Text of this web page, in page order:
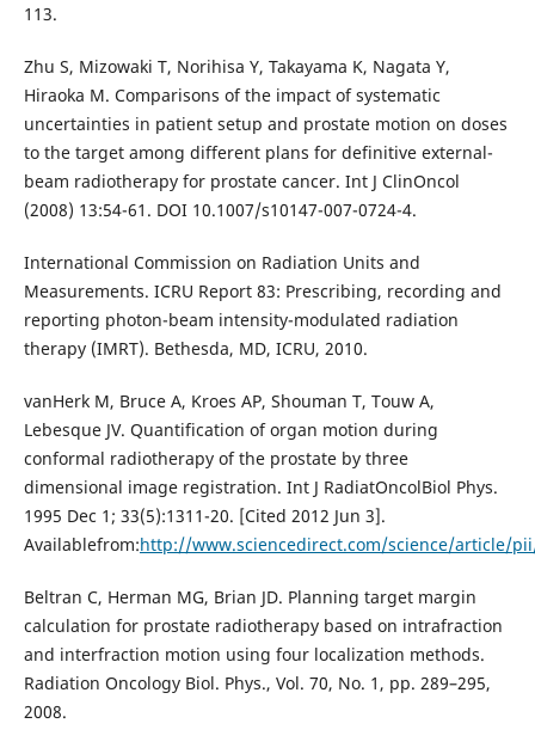
113.
Zhu S, Mizowaki T, Norihisa Y, Takayama K, Nagata Y,
Hiraoka M. Comparisons of the impact of systematic
uncertainties in patient setup and prostate motion on doses
to the target among different plans for definitive external-
beam radiotherapy for prostate cancer. Int J ClinOncol
(2008) 13:54-61. DOI 10.1007/s10147-007-0724-4.
International Commission on Radiation Units and
Measurements. ICRU Report 83: Prescribing, recording and
reporting photon-beam intensity-modulated radiation
therapy (IMRT). Bethesda, MD, ICRU, 2010.
vanHerk M, Bruce A, Kroes AP, Shouman T, Touw A,
Lebesque JV. Quantification of organ motion during
conformal radiotherapy of the prostate by three
dimensional image registration. Int J RadiatOncolBiol Phys.
1995 Dec 1; 33(5):1311-20. [Cited 2012 Jun 3].
Availablefrom:http://www.sciencedirect.com/science/article/
Beltran C, Herman MG, Brian JD. Planning target margin
calculation for prostate radiotherapy based on intrafraction
and interfraction motion using four localization methods.
Radiation Oncology Biol. Phys., Vol. 70, No. 1, pp. 289–295,
2008.